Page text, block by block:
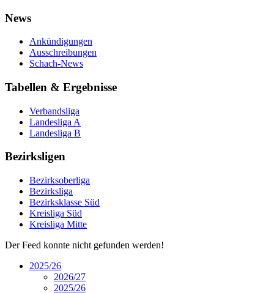
News
Ankündigungen
Ausschreibungen
Schach-News
Tabellen & Ergebnisse
Verbandsliga
Landesliga A
Landesliga B
Bezirksligen
Bezirksoberliga
Bezirksliga
Bezirksklasse Süd
Kreisliga Süd
Kreisliga Mitte
Der Feed konnte nicht gefunden werden!
2025/26
2026/27
2025/26